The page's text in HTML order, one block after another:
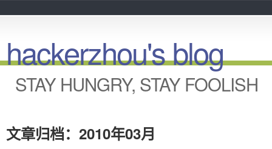
hackerzhou's blog
STAY HUNGRY, STAY FOOLISH
文章归档：2010年03月